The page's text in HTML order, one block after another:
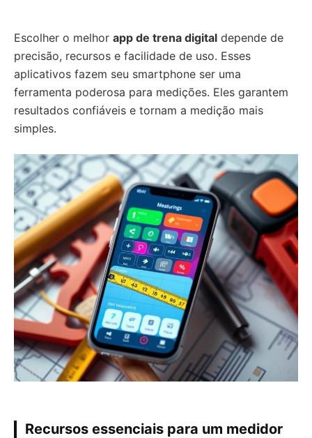
Escolher o melhor app de trena digital depende de
precisão, recursos e facilidade de uso. Esses
aplicativos fazem seu smartphone ser uma
ferramenta poderosa para medições. Eles garantem
resultados confiáveis e tornam a medição mais
simples.
Recursos essenciais para um medidor